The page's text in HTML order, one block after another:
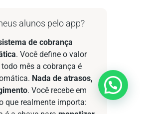
alunos pelo app?
de cobrança
. Você define o valor
mês a cobrança é
Nada de atrasos,
. Você recebe em
que realmente importa:
Quer alguma ajuda?